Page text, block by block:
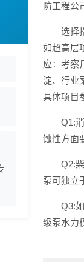
防工程公
选择
如超高层
应：考察
淀、行业
具体项目
Q1:
蚀性方面
Q2:
泵可独立
Q3:
级泵水力